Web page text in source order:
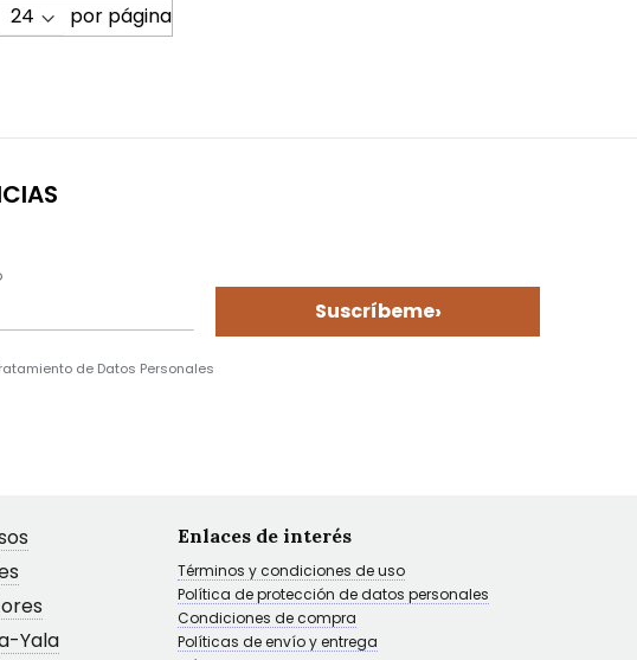
por página
Suscríbeme›
de Datos Personales
Yala
Enlaces de interés
Términos y condiciones de uso
Política de protección de datos personales
Condiciones de compra
Políticas de envío y entrega